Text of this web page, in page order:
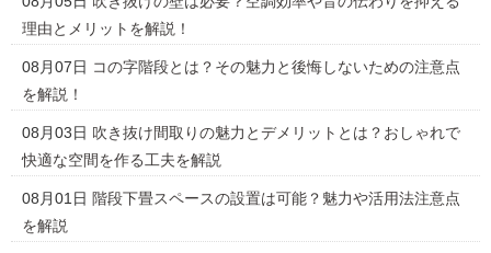
理由とメリットを解説！
08月07日 コの字階段とは？その魅力と後悔しないための注意点
を解説！
08月03日 吹き抜け間取りの魅力とデメリットとは？おしゃれで
快適な空間を作る工夫を解説
08月01日 階段下畳スペースの設置は可能？魅力や活用法注意点
を解説